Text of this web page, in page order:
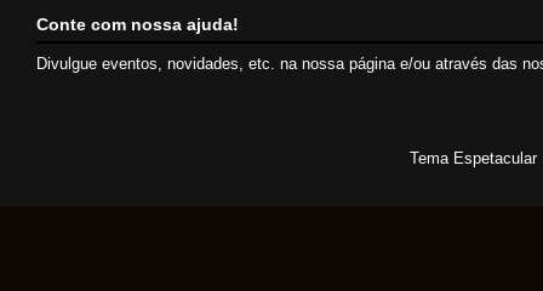
Conte com nossa ajuda!
Divulgue eventos, novidades, etc. na nossa página e/ou através das
Tema